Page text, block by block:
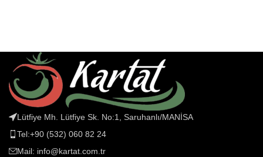
Lütfiye Mh. Lütfiye Sk. No:1, Saruhanlı/MANİSA
Tel:+90 (532) 060 82 24
Mail: info@kartat.com.tr